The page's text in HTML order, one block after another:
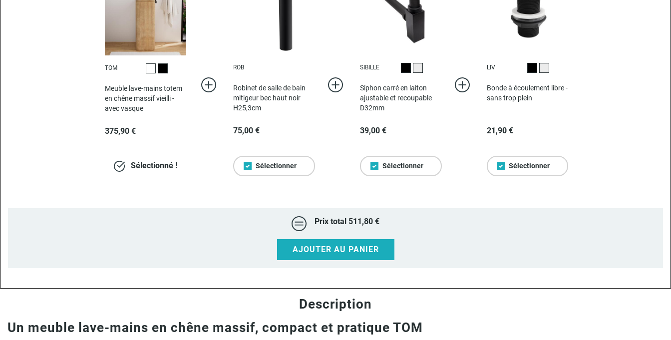
TOM
Vasque blanche
Vasque noire
Meuble lave-mains totem
en chêne massif vieilli -
avec vasque
375,90 €
Sélectionné !
ROB
Robinet de salle de bain
mitigeur bec haut noir
H25,3cm
75,00 €
Sélectionner
SIBILLE
NoirChromé
Siphon carré en laiton
ajustable et recoupable
D32mm
39,00 €
Sélectionner
LIV
NoirChromé
Bonde à écoulement libre -
sans trop plein
21,90 €
Sélectionner
Prix total 511,80 €
AJOUTER AU PANIER
Description
Un meuble lave-mains en chêne massif, compact et pratique TOM